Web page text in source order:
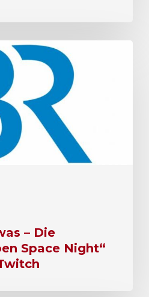
– Die
Space Night“